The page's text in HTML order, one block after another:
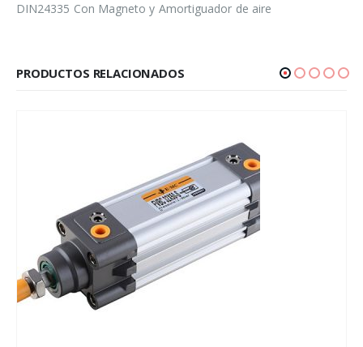
DIN24335 Con Magneto y Amortiguador de aire
PRODUCTOS RELACIONADOS